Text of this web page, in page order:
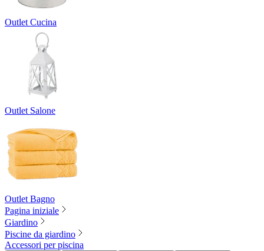
Outlet Cucina
Outlet Salone
Outlet Bagno
Pagina iniziale
Giardino
Piscine da giardino
Accessori per piscina